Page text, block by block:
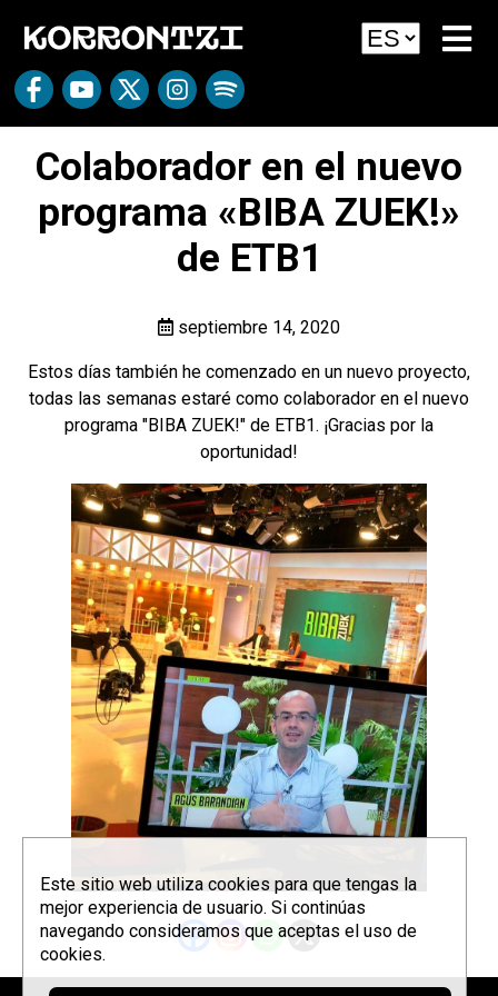
Colaborador en el nuevo
programa «BIBA ZUEK!»
de ETB1
septiembre 14, 2020
Estos días también he comenzado en un nuevo proyecto,
todas las semanas estaré como colaborador en el nuevo
programa "BIBA ZUEK!" de ETB1. ¡Gracias por la
oportunidad!
Este sitio web utiliza cookies para que tengas la
mejor experiencia de usuario. Si continúas
navegando consideramos que aceptas el uso de
cookies.